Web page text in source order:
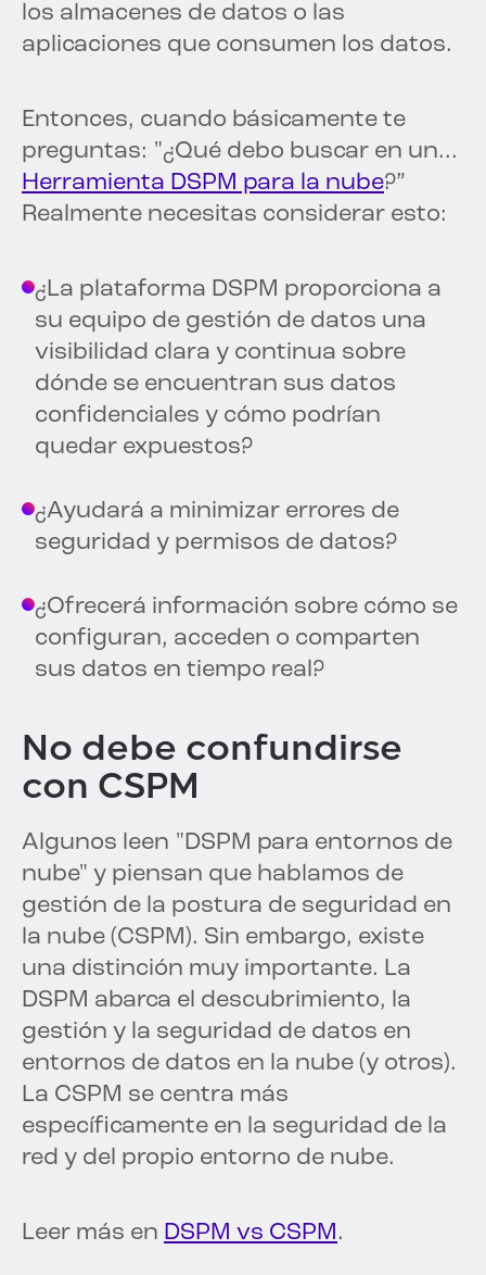
los almacenes de datos o las
aplicaciones que consumen los datos.
Entonces, cuando básicamente te
preguntas: "¿Qué debo buscar en un...
Herramienta DSPM para la nube?”
Realmente necesitas considerar esto:
¿La plataforma DSPM proporciona a
su equipo de gestión de datos una
visibilidad clara y continua sobre
dónde se encuentran sus datos
confidenciales y cómo podrían
quedar expuestos?
¿Ayudará a minimizar errores de
seguridad y permisos de datos?
¿Ofrecerá información sobre cómo se
configuran, acceden o comparten
sus datos en tiempo real?
No debe confundirse
con CSPM
Algunos leen "DSPM para entornos de
nube" y piensan que hablamos de
gestión de la postura de seguridad en
la nube (CSPM). Sin embargo, existe
una distinción muy importante. La
DSPM abarca el descubrimiento, la
gestión y la seguridad de datos en
entornos de datos en la nube (y otros).
La CSPM se centra más
específicamente en la seguridad de la
red y del propio entorno de nube.
Leer más en DSPM vs CSPM.